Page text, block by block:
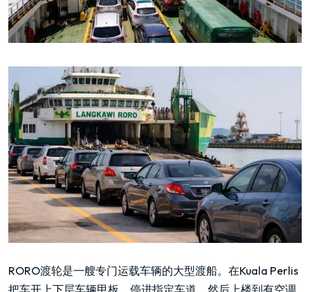
RORO渡轮是一艘专门运载车辆的大型渡船。在Kuala Perlis
把车开上下层车辆甲板，停进指定车道，然后上楼到有空调